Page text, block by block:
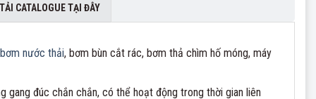
CATALOGUE TẠI ĐÂY
nước thải, bơm bùn cắt rác, bơm thả chìm hố móng, máy
gang đúc chắn chắn, có thể hoạt động trong thời gian liên